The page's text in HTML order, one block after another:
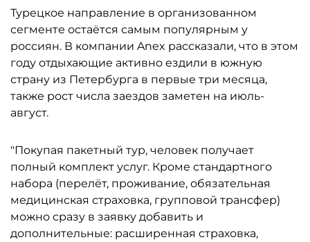
Турецкое направление в организованном
сегменте остаётся самым популярным у
россиян. В компании Anex рассказали, что в этом
году отдыхающие активно ездили в южную
страну из Петербурга в первые три месяца,
также рост числа заездов заметен на июль-
август.
"Покупая пакетный тур, человек получает
полный комплект услуг. Кроме стандартного
набора (перелёт, проживание, обязательная
медицинская страховка, групповой трансфер)
можно сразу в заявку добавить и
дополнительные: расширенная страховка,